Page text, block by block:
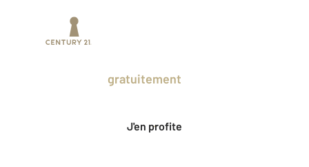
gratuitement
J'en profite